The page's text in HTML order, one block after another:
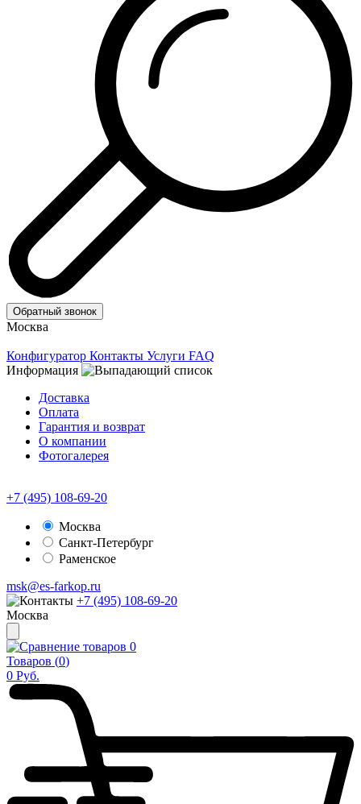
Обратный звонок
Москва
Конфигуратор Контакты Услуги FAQ
Информация
Доставка
Оплата
Гарантия и возврат
О компании
Фотогалерея
+7 (495) 108-69-20
Москва
Санкт-Петербург
Раменское
msk@es-farkop.ru
+7 (495) 108-69-20
Москва
0
Товаров (0)
0 Руб.